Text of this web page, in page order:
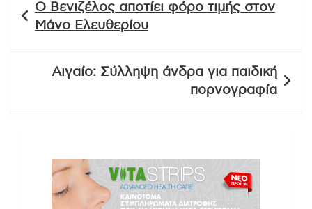
άρθρων
Ο Βενιζέλος αποτίει φόρο τιμής στον
Μάνο Ελευθερίου
Αιγαίο: Σύλληψη άνδρα για παιδική
πορνογραφία